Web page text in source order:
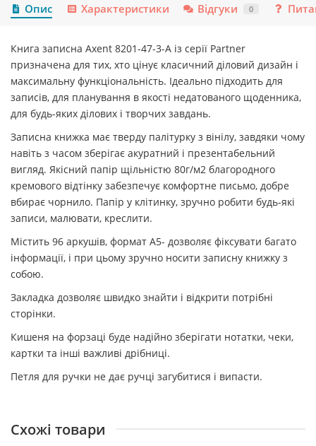
Опис Характеристики Відгуки 0
Книга записна Axent 8201-47-3-A із серії Partner
призначена для тих, хто цінує класичний діловий дизайн і
максимальну функціональність. Ідеально підходить для
записів, для планування в якості недатованого щоденника,
для будь-яких ділових і творчих завдань.
Записна книжка має тверду палітурку з вінілу, завдяки чому
навіть з часом зберігає акуратний і презентабельний
вигляд. Якісний папір щільністю 80г/м2 благородного
кремового відтінку забезпечує комфортне письмо, добре
вбирає чорнило. Папір у клітинку, зручно робити будь-які
записи, малювати, креслити.
Містить 96 аркушів, формат А5- дозволяє фіксувати багато
інформації, і при цьому зручно носити записну книжку з
собою.
Закладка дозволяє швидко знайти і відкрити потрібні
сторінки.
Кишеня на форзаці буде надійно зберігати нотатки, чеки,
картки та інші важливі дрібниці.
Петля для ручки не дає ручці загубитися і випасти.
Схожі товари